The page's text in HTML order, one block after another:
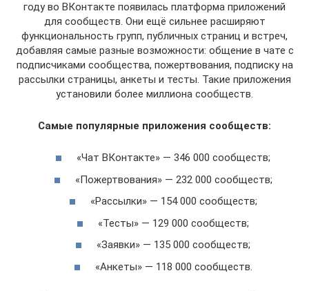
году во ВКонтакте появилась платформа приложений
для сообществ. Они ещё сильнее расширяют
функциональность групп, публичных страниц и встреч,
добавляя самые разные возможности: общение в чате с
подписчиками сообщества, пожертвования, подписку на
рассылки страницы, анкеты и тесты. Такие приложения
установили более миллиона сообществ.
Самые популярные приложения сообществ:
«Чат ВКонтакте» — 346 000 сообществ;
«Пожертвования» — 232 000 сообществ;
«Рассылки» — 154 000 сообществ;
«Тесты» — 129 000 сообществ;
«Заявки» — 135 000 сообществ;
«Анкеты» — 118 000 сообществ.